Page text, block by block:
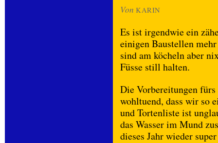
Von KARIN
Es ist irgendwie ein
einigen Baustellen
sind am köcheln aber
Füsse still halten.
Die Vorbereitungen
wohltuend, dass wir so
und Tortenliste ist
das Wasser im Mund
dieses Jahr wieder